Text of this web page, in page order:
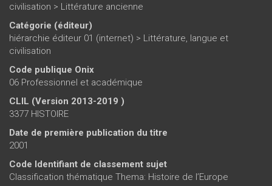
civilisation > Littérature ancienne
Catégorie (éditeur)
hiérarchie éditeur 01 (internet) > Littérature, langue et
civilisation
Code publique Onix
06 Professionnel et académique
CLIL (Version 2013-2019 )
3377 HISTOIRE
Date de première publication du titre
2001
Code Identifiant de classement sujet
Classification thématique Thema: Histoire de l’Europe